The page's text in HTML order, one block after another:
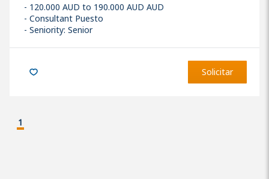
120.000 AUD to 190.000 AUD AUD
Consultant Puesto
Seniority: Senior
Solicitar
1